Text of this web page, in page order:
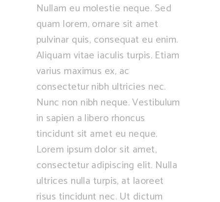
Nullam eu molestie neque. Sed
quam lorem, ornare sit amet
pulvinar quis, consequat eu enim.
Aliquam vitae iaculis turpis. Etiam
varius maximus ex, ac
consectetur nibh ultricies nec.
Nunc non nibh neque. Vestibulum
in sapien a libero rhoncus
tincidunt sit amet eu neque.
Lorem ipsum dolor sit amet,
consectetur adipiscing elit. Nulla
ultrices nulla turpis, at laoreet
risus tincidunt nec. Ut dictum